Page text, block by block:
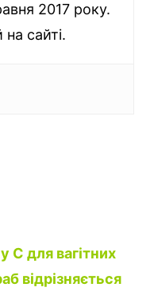
2017 року.
сайті.
С для вагітних
відрізняється